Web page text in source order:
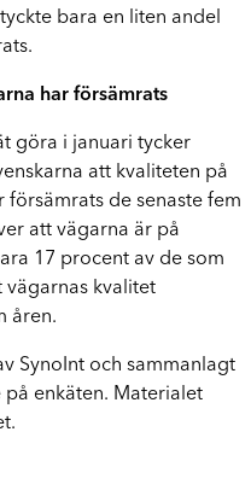
bara en liten andel
har försämrats
göra i januari tycker
att kvaliteten på
de senaste fem
att vägarna är på
17 procent av de som
vägarnas kvalitet
åren.
SynoInt och sammanlagt
på enkäten. Materialet